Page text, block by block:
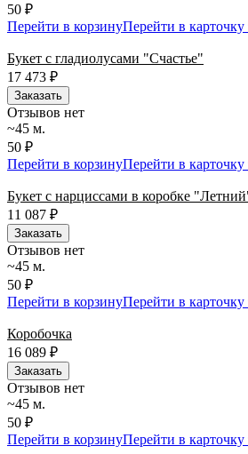
50 ₽
Перейти в корзинуПерейти в карточку
Букет с гладиолусами "Счастье"
17 473 ₽
Заказать
Отзывов нет
~45 м.
50 ₽
Перейти в корзинуПерейти в карточку
Букет с нарциссами в коробке
11 087 ₽
Заказать
Отзывов нет
~45 м.
50 ₽
Перейти в корзинуПерейти в карточку
Коробочка
16 089 ₽
Заказать
Отзывов нет
~45 м.
50 ₽
Перейти в корзинуПерейти в карточку